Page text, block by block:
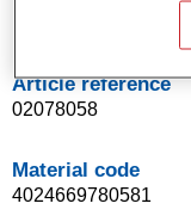
Article reference
02078058
Material code
4024669780581